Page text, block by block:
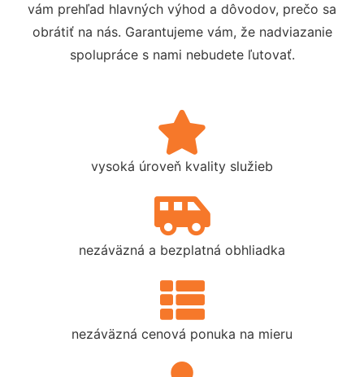
vám prehľad hlavných výhod a dôvodov, prečo sa
obrátiť na nás. Garantujeme vám, že nadviazanie
spolupráce s nami nebudete ľutovať.
vysoká úroveň kvality služieb
nezáväzná a bezplatná obhliadka
nezáväzná cenová ponuka na mieru